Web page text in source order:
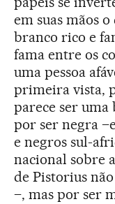
em suas mãos
branco rico e
fama entre os
uma pessoa
primeira vista,
parece ser uma
por ser negra
e negros sul-
nacional sobre
de Pistorius
–, mas por ser